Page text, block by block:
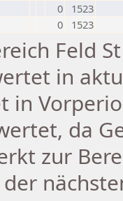
0
1523
0 1523
Feld
in
in
da
zur